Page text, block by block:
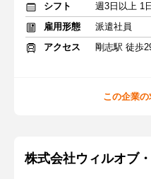
シフト
週3日以上 1
雇用形態
派遣社員
アクセス
剛志駅 徒歩
この企業
株式会社ウィルオブ